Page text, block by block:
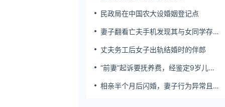
民政局在中国农大设婚姻登记点
妻子翻看亡夫手机发现其与女同学存婚
丈夫务工后女子出轨结婚时的伴郎
“前妻”起诉要抚养费，经鉴定9岁儿子
相亲半个月后闪婚，妻子行为异常且持